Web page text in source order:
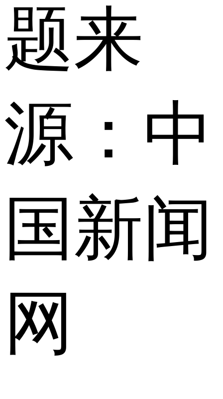
题来
源：中
国新闻
网